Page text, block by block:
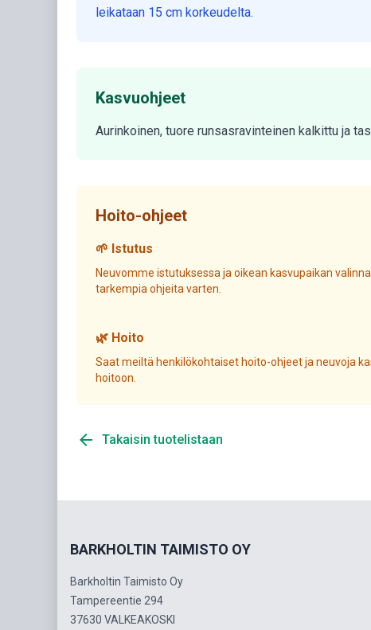
leikataan 15 cm korkeudelta.
Kasvuohjeet
Aurinkoinen, tuore runsasravinteinen kalkittu ja
Hoito-ohjeet
🌱 Istutus
Neuvomme istutuksessa ja oikean kasvupaikan
tarkempia ohjeita varten.
🌿 Hoito
Saat meiltä henkilökohtaiset hoito-ohjeet ja neuvoja
hoitoon.
arrow_back Takaisin tuotelistaan
BARKHOLTIN TAIMISTO OY
Barkholtin Taimisto Oy
Tampereentie 294
37630 VALKEAKOSKI